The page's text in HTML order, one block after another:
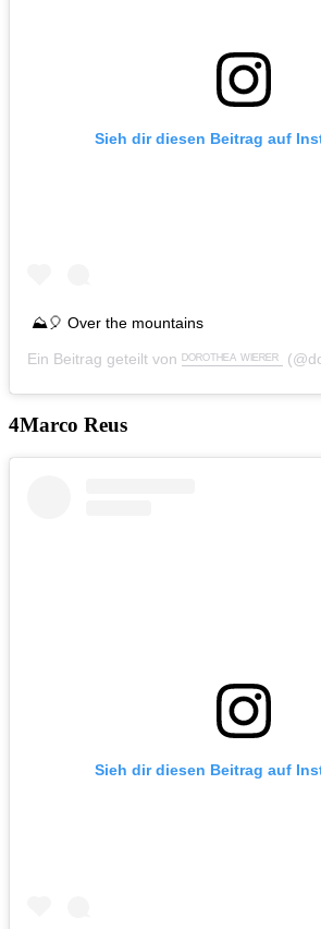
Sieh dir diesen Beitrag auf
⛰🎈 Over the mountains
Ein Beitrag geteilt von ᴰᴼᴿᴼᵀᴴᴱᴬ ᵂᴵᴱᴿᴱᴿ ️️
Marco Reus
Sieh dir diesen Beitrag auf